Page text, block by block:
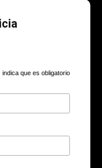
indica que es obligatorio